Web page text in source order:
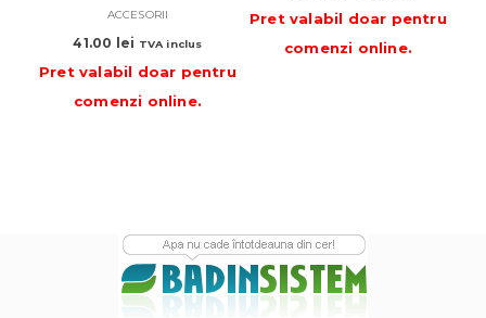
ACCESORII
41.00 lei TVA inclus
Pret valabil doar pentru
comenzi online.
Pret valabil doar pentru
comenzi online.